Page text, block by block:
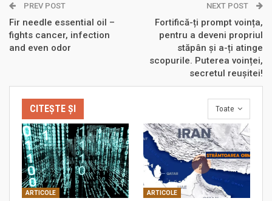
PREV POST
Fir needle essential oil –
fights cancer, infection
and even odor
NEXT POST
Fortifică-ți prompt voința,
pentru a deveni propriul
stăpân și a-ți atinge
scopurile. Puterea voinței,
secretul reușitei!
Toate
CITEȘTE ȘI
ARTICOLE ARTICOLE